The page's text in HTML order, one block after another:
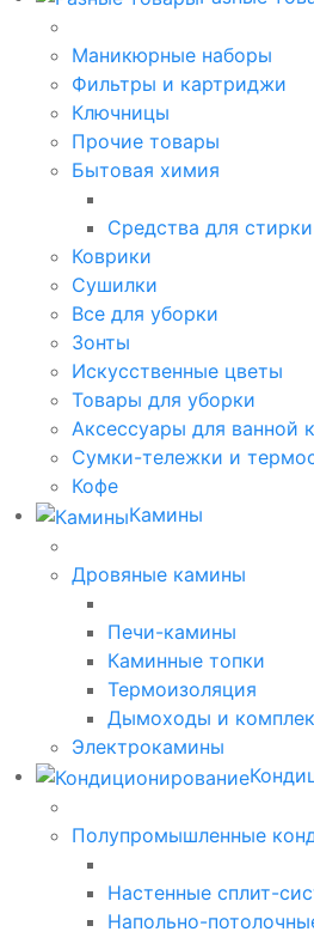
Маникюрные наборы
Фильтры и картриджи
Ключницы
Прочие товары
Бытовая химия
Средства для стирки
Коврики
Сушилки
Все для уборки
Зонты
Искусственные цветы
Товары для уборки
Аксессуары для ванной
Сумки-тележки и
Кофе
Камины
Дровяные камины
Печи-камины
Каминные топки
Термоизоляция
Дымоходы и
Электрокамины
Полупромышленные
Настенные сплит-
Напольно-